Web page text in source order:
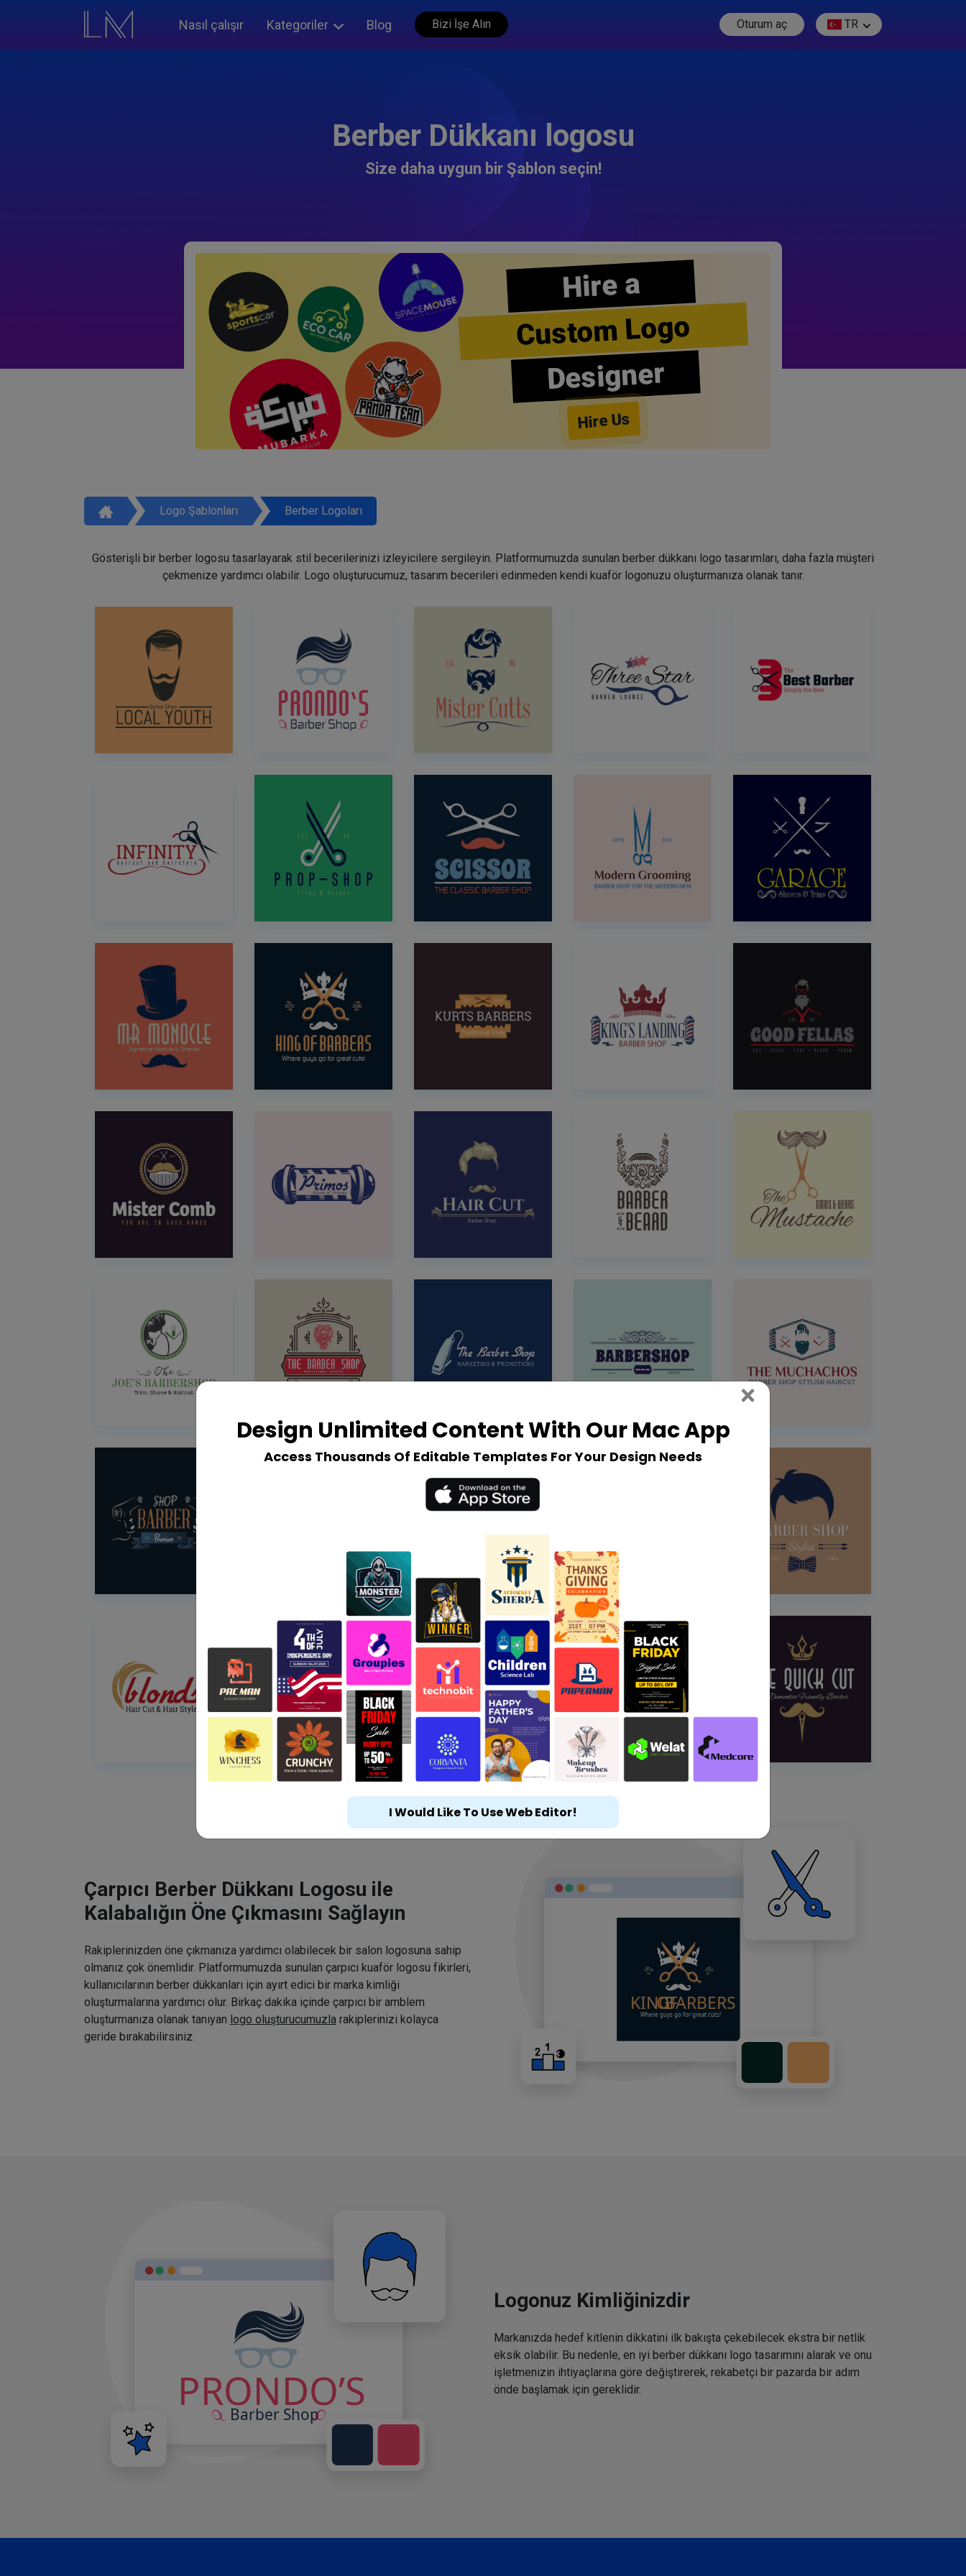
Nasıl çalışır Kategoriler Blog Bizi İşe Alın Oturum aç TR
Berber Dükkanı logosu
Size daha uygun bir Şablon seçin!
Hire a
Custom Logo
Designer
Hire Us
Logo Şablonları Berber Logoları
Gösterişli bir berber logosu tasarlayarak stil becerilerinizi izleyicilere sergileyin. Platformumuzda sunulan berber dükkanı logo tasarımları, daha fazla müşteri
çekmenize yardımcı olabilir. Logo oluşturucumuz, tasarım becerileri edinmeden kendi kuaför logonuzu oluşturmanıza olanak tanır.
Çarpıcı Berber Dükkanı Logosu ile
Kalabalığın Öne Çıkmasını Sağlayın
Rakiplerinizden öne çıkmanıza yardımcı olabilecek bir salon logosuna sahip
olmanız çok önemlidir. Platformumuzda sunulan çarpıcı kuaför logosu fikirleri,
kullanıcılarının berber dükkanları için ayırt edici bir marka kimliği
oluşturmalarına yardımcı olur. Birkaç dakika içinde çarpıcı bir amblem
oluşturmanıza olanak tanıyan logo oluşturucumuzla rakiplerinizi kolayca
geride bırakabilirsiniz.
Logonuz Kimliğinizdir
Markanızda hedef kitlenin dikkatini ilk bakışta çekebilecek ekstra bir netlik
eksik olabilir. Bu nedenle, en iyi berber dükkanı logo tasarımını alarak ve onu
işletmenizin ihtiyaçlarına göre değiştirerek, rekabetçi bir pazarda bir adım
önde başlamak için gereklidir.
Design Unlimited Content With Our Mac App
Access Thousands Of Editable Templates For Your Design Needs
× Close
I Would Like To Use Web Editor!